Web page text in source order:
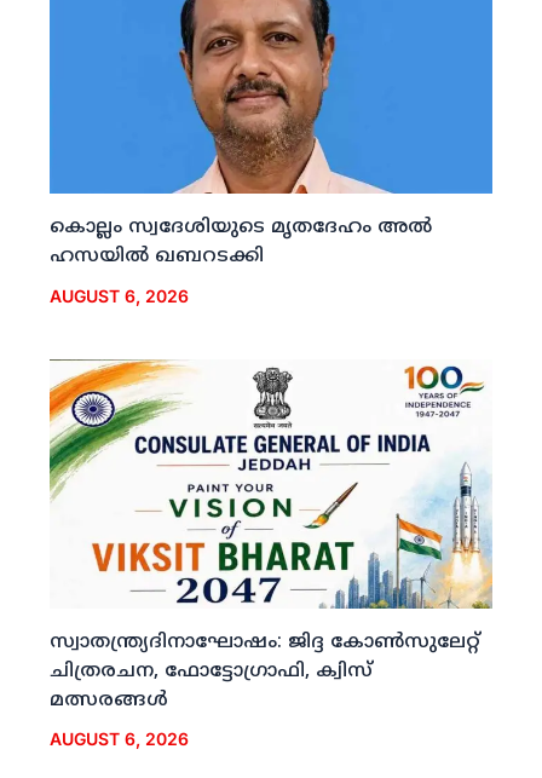
കൊല്ലം സ്വദേശിയുടെ മൃതദേഹം അല്‍
ഹസയില്‍ ഖബറടക്കി
AUGUST 6, 2026
സ്വാതന്ത്ര്യദിനാഘോഷം: ജിദ്ദ കോണ്‍സുലേറ്റ്
ചിത്രരചന, ഫോട്ടോഗ്രാഫി, ക്വിസ്
മത്സരങ്ങള്‍
AUGUST 6, 2026